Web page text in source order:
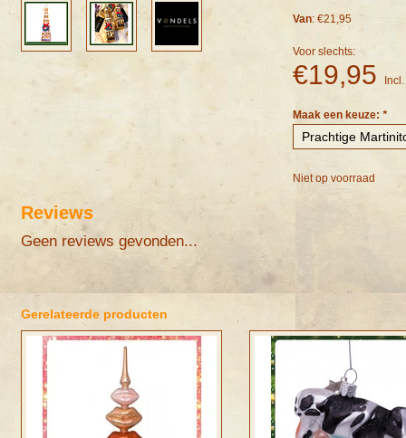
Van: €21,95
Voor slechts:
€19,95
Maak een keuze: *
Niet op voorraad
Reviews
Geen reviews gevonden...
Gerelateerde producten